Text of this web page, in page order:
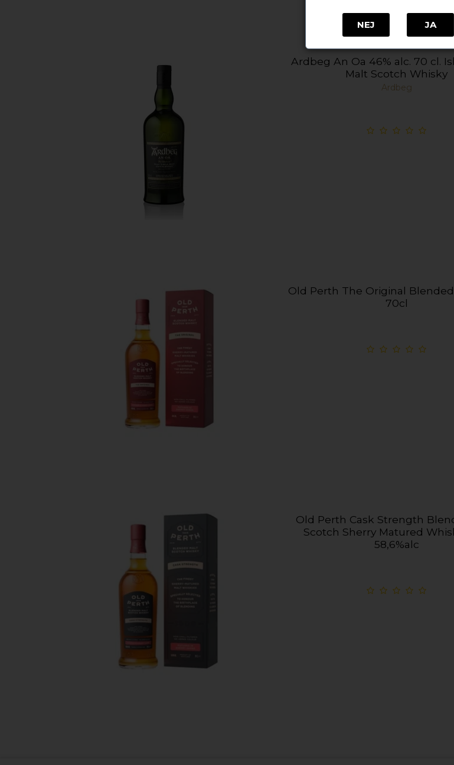
Ardbeg An Oa 46% alc. 70 cl.
Malt Scotch Whisky
Ardbeg
Old Perth The Original
70cl
Old Perth Cask Strength
Scotch Sherry Matured
58,6%alc
NEJ JA